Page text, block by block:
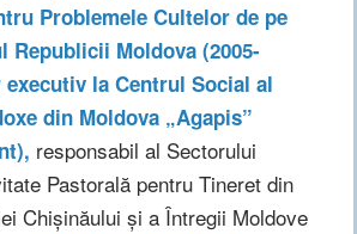
Problemele Cultelor de pe
Republicii Moldova (2005-
la Centrul Social al
din Moldova „Agapis”
responsabil al Sectorului
Pastorală pentru Tineret din
Chișinăului și a Întregii Moldove